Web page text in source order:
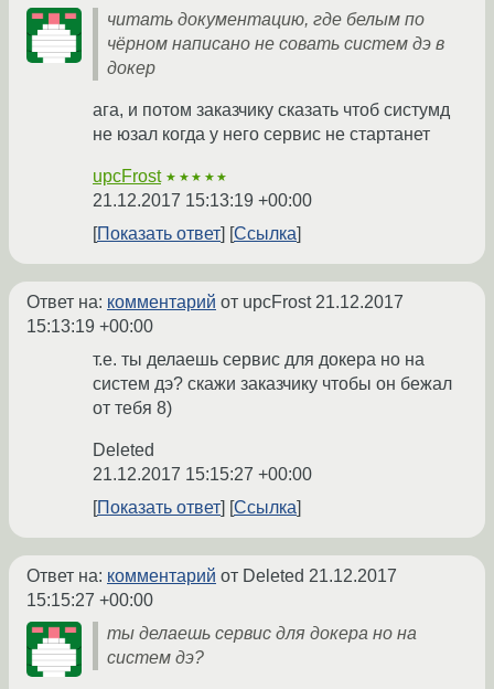
читать документацию, где белым по
чёрном написано не совать систем дэ в
докер
ага, и потом заказчику сказать чтоб систумд
не юзал когда у него сервис не стартанет
upcFrost ★★★★★
21.12.2017 15:13:19 +00:00
Показать ответ
Ссылка
Ответ на: комментарий от upcFrost21.12.2017
15:13:19 +00:00
т.е. ты делаешь сервис для докера но на
систем дэ? скажи заказчику чтобы он бежал
от тебя 8)
Deleted
21.12.2017 15:15:27 +00:00
Показать ответ
Ссылка
Ответ на: комментарий от Deleted 21.12.2017
15:15:27 +00:00
ты делаешь сервис для докера но на
систем дэ?